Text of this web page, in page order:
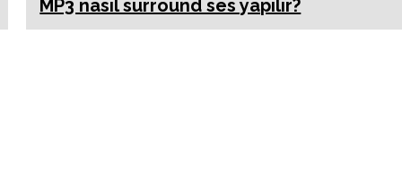
MP3 nasıl surround ses yapılır?